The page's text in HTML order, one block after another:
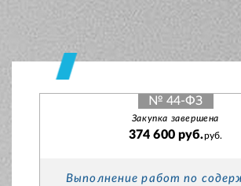
№ 44-ФЗ
Закупка завершена
374 600 руб.руб.
Выполнение работ по